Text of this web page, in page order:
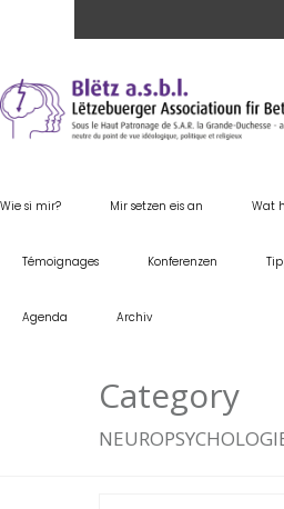
Wie si mir? Mir setzen eis an Wat
Témoignages Konferenzen
Agenda Archiv
Category